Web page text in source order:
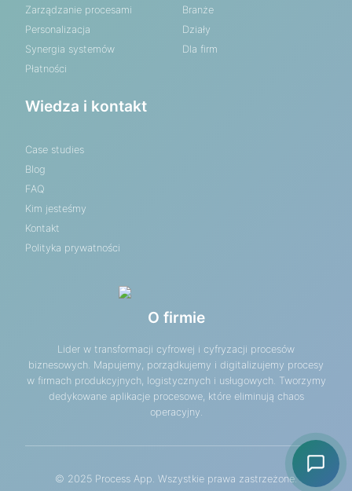
Zarządzanie procesami
Personalizacja
Synergia systemów
Płatności
Branże
Działy
Dla firm
Wiedza i kontakt
Case studies
Blog
FAQ
Kim jesteśmy
Kontakt
Polityka prywatności
O firmie
Lider w transformacji cyfrowej i cyfryzacji procesów
biznesowych. Mapujemy, porządkujemy i digitalizujemy procesy
w firmach produkcyjnych, logistycznych i usługowych. Tworzymy
dedykowane aplikacje procesowe, które eliminują chaos
operacyjny.
© 2025 Process App. Wszystkie prawa zastrzeżone.